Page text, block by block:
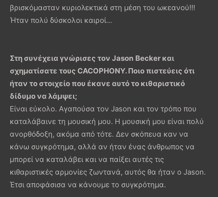
βρισκόμασταν κυριολεκτικά στη μέση του ωκεανού!!!
Ήταν πολύ δύσκολοι καιροί…
Στη συνέχεια γνώρισες τον Jason Becker και
σχηματίσατε τους CACOPHONY. Ποιο πιστεύεις ότι
ήταν το στοιχείο που έκανε αυτό το κιθαριστικό
δίδυμο να λάμψει;
Είναι εύκολο. Αγαπούσα τον Jason και τον τρόπο που
καταλάβαινε τη μουσική μου. Η μουσική μου είναι πολύ
ανορθόδοξη, ακόμα από τότε. Δεν σκόπευα καν να
κάνω συγκρότημα, αλλά αν ήταν ένας άνθρωπος να
μπορεί να καταλάβει και να παίξει αυτές τις
κιθαριστικές αρμονίες ζωντανά, αυτός θα ήταν ο Jason.
Έτσι αποφάσισα να κάνουμε το συγκρότημα.